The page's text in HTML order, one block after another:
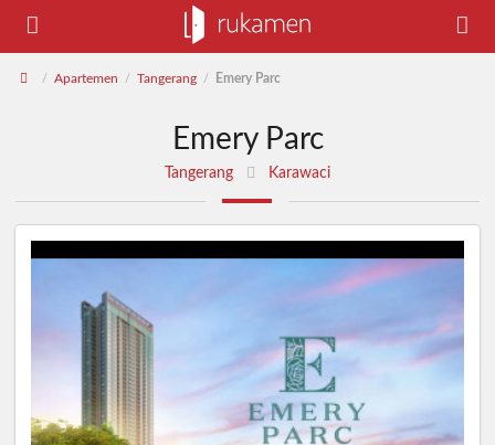
/ Apartemen / Tangerang / Emery Parc
Emery Parc
Tangerang Karawaci